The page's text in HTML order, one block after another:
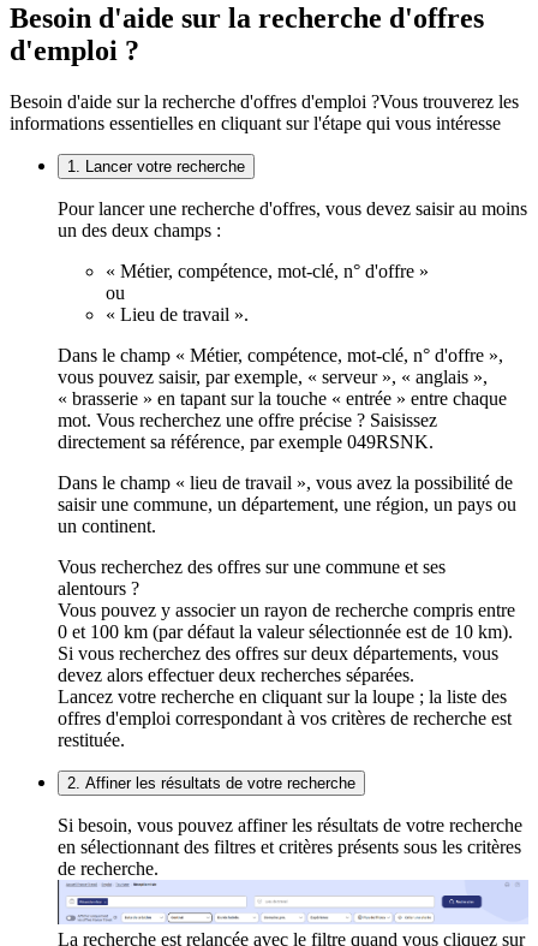
Besoin d'aide sur la recherche d'offres
d'emploi ?
Besoin d'aide sur la recherche d'offres d'emploi ?Vous trouverez les
informations essentielles en cliquant sur l'étape qui vous intéresse
1. Lancer votre recherche
Pour lancer une recherche d'offres, vous devez saisir au moins
un des deux champs :
« Métier, compétence, mot-clé, n° d'offre »
ou
« Lieu de travail ».
Dans le champ « Métier, compétence, mot-clé, n° d'offre »,
vous pouvez saisir, par exemple, « serveur », « anglais »,
« brasserie » en tapant sur la touche « entrée » entre chaque
mot. Vous recherchez une offre précise ? Saisissez
directement sa référence, par exemple 049RSNK.
Dans le champ « lieu de travail », vous avez la possibilité de
saisir une commune, un département, une région, un pays ou
un continent.
Vous recherchez des offres sur une commune et ses
alentours ?
Vous pouvez y associer un rayon de recherche compris entre
0 et 100 km (par défaut la valeur sélectionnée est de 10 km).
Si vous recherchez des offres sur deux départements, vous
devez alors effectuer deux recherches séparées.
Lancez votre recherche en cliquant sur la loupe ; la liste des
offres d'emploi correspondant à vos critères de recherche est
restituée.
2. Affiner les résultats de votre recherche
Si besoin, vous pouvez affiner les résultats de votre recherche
en sélectionnant des filtres et critères présents sous les critères
de recherche.
La recherche est relancée avec le filtre quand vous cliquez sur